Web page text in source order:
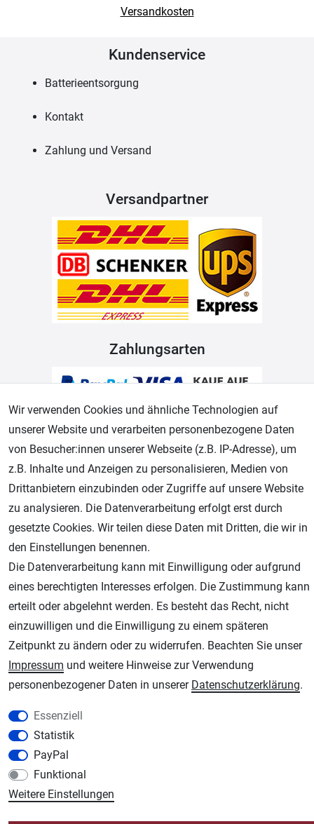
Versandkosten
Kundenservice
Batterieentsorgung
Kontakt
Zahlung und Versand
Versandpartner
Zahlungsarten
Geprüfter Shop
Unsere weiteren Shops:
Schmincke-City.de
Schmincke Künstlerfarben das Gesamtsortiment
Plotter-City.com
Schneideplotter, Transferpressen, Siebdruck und Plotterfolien
Modellbau-City.com
Wir verwenden Cookies und ähnliche Technologien auf
unserer Website und verarbeiten personenbezogene Daten
von Besucher:innen unserer Webseite (z.B. IP-Adresse), um
z.B. Inhalte und Anzeigen zu personalisieren, Medien von
Drittanbietern einzubinden oder Zugriffe auf unsere Website
zu analysieren. Die Datenverarbeitung erfolgt erst durch
gesetzte Cookies. Wir teilen diese Daten mit Dritten, die wir in
den Einstellungen benennen.
Die Datenverarbeitung kann mit Einwilligung oder aufgrund
eines berechtigten Interesses erfolgen. Die Zustimmung kann
erteilt oder abgelehnt werden. Es besteht das Recht, nicht
einzuwilligen und die Einwilligung zu einem späteren
Zeitpunkt zu ändern oder zu widerrufen. Beachten Sie unser
Impressum und weitere Hinweise zur Verwendung
personenbezogener Daten in unserer Daten­schutz­erklärung.
Essenziell
Statistik
PayPal
Funktional
Weitere Einstellungen